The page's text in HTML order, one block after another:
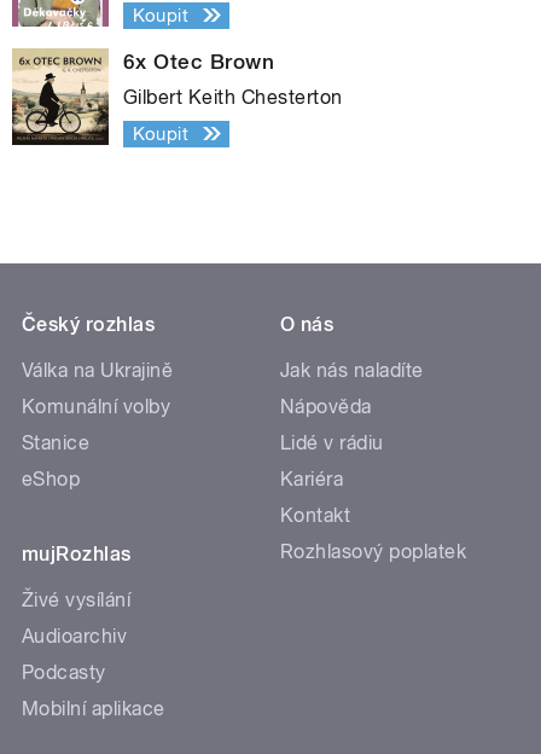
Koupit
6x Otec Brown
Gilbert Keith Chesterton
Koupit
Český rozhlas
Válka na Ukrajině
Komunální volby
Stanice
eShop
mujRozhlas
Živé vysílání
Audioarchiv
Podcasty
Mobilní aplikace
O nás
Jak nás naladíte
Nápověda
Lidé v rádiu
Kariéra
Kontakt
Rozhlasový poplatek